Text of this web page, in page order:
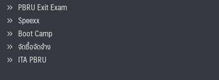
PBRU Exit Exam
Speexx
Boot Camp
จัดซื้อจัดจ้าง
ITA PBRU